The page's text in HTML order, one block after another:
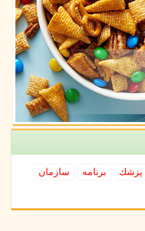
پزشك برنامه
سازمان